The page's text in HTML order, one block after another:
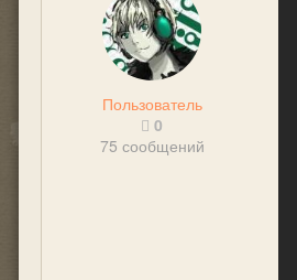
Пользователь
0
75 сообщений